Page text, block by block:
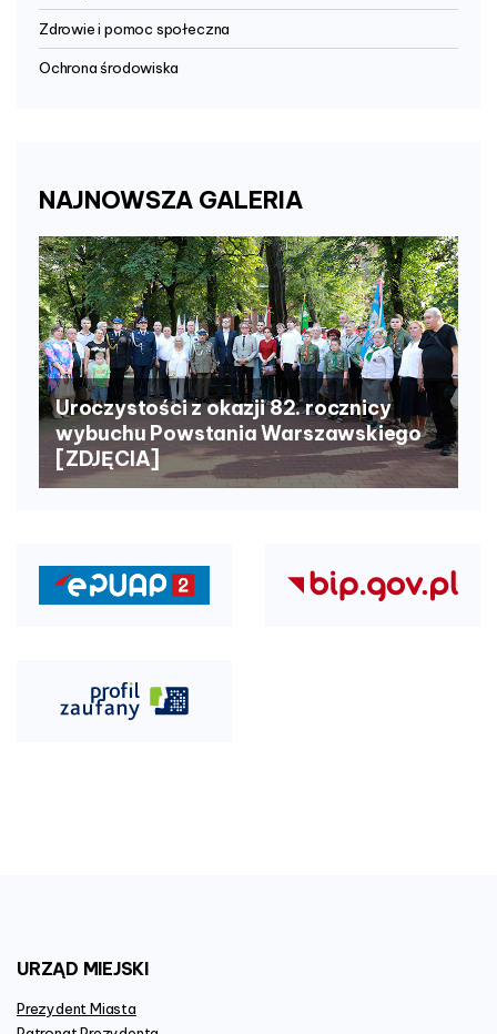
Zdrowie i pomoc społeczna
Ochrona środowiska
NAJNOWSZA GALERIA
Uroczystości z okazji 82. rocznicy
wybuchu Powstania Warszawskiego
[ZDJĘCIA]
URZĄD MIEJSKI
Prezydent Miasta